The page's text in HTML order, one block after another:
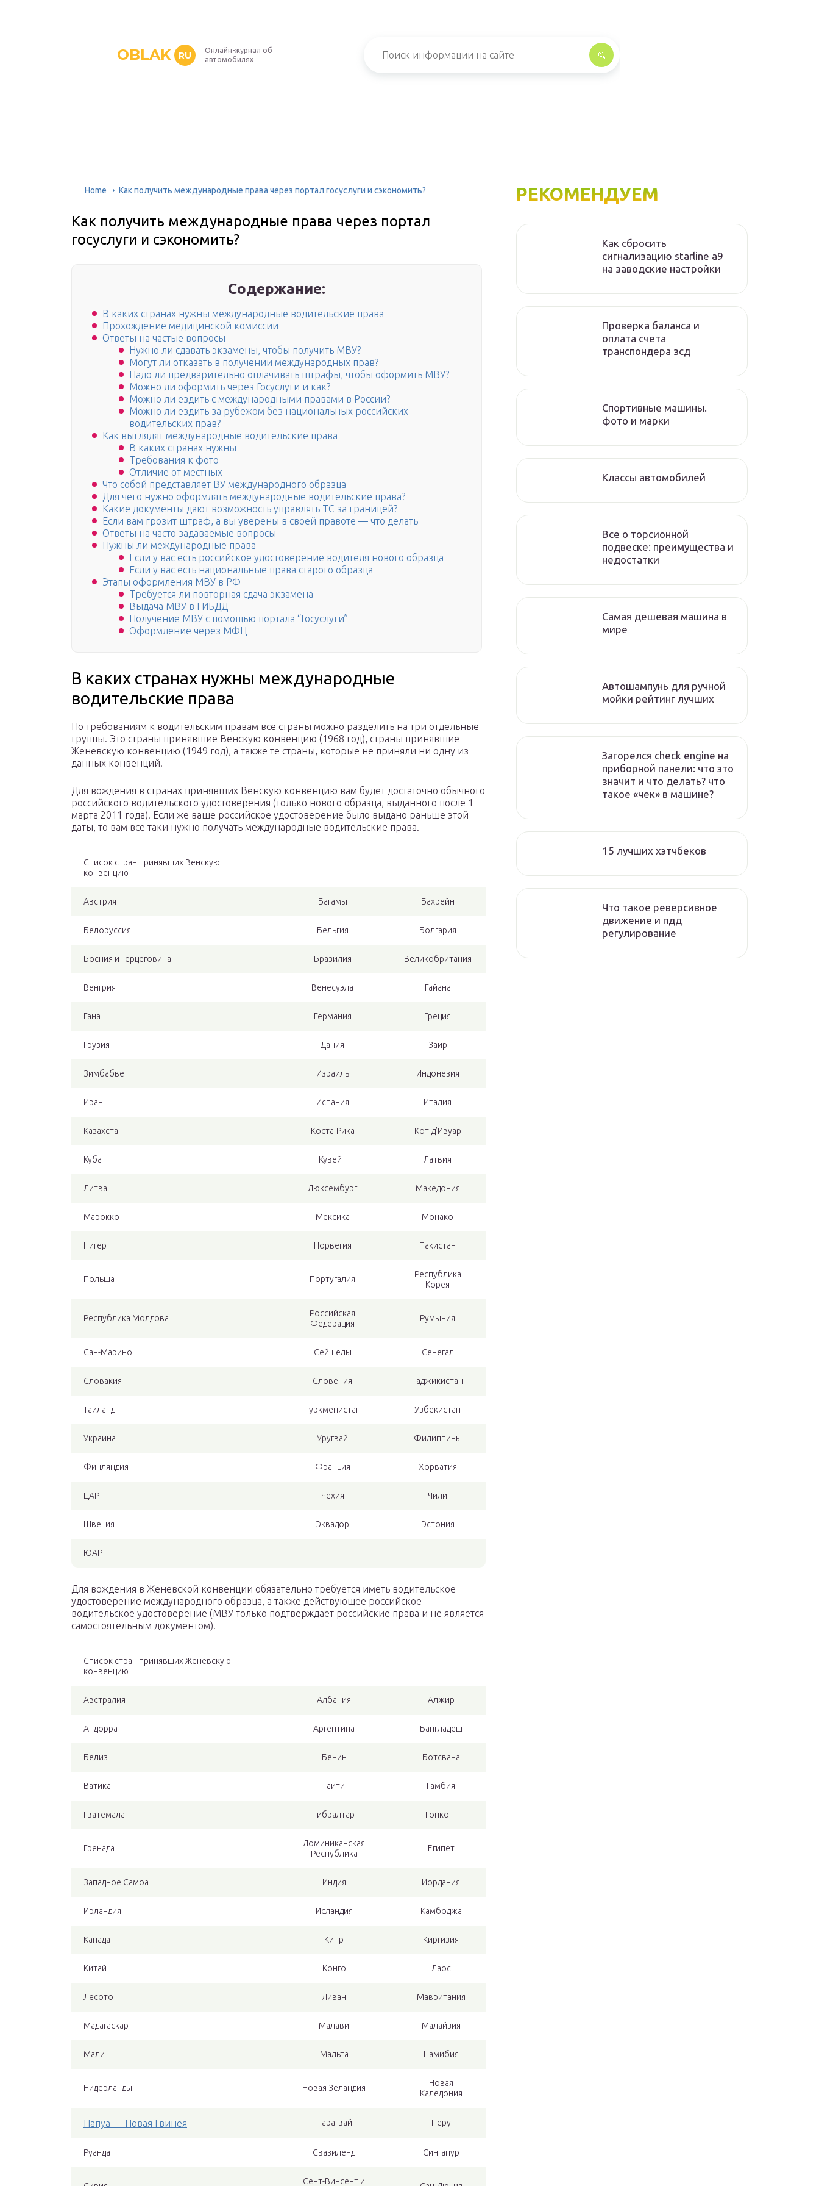
OBLAK RU
Онлайн-журнал об
автомобилях
Home Как получить международные права через портал госуслуги и сэкономить?
Как получить международные права через портал
госуслуги и сэкономить?
Содержание:
В каких странах нужны международные водительские права
Прохождение медицинской комиссии
Ответы на частые вопросы
Нужно ли сдавать экзамены, чтобы получить МВУ?
Могут ли отказать в получении международных прав?
Надо ли предварительно оплачивать штрафы, чтобы оформить МВУ?
Можно ли оформить через Госуслуги и как?
Можно ли ездить с международными правами в России?
Можно ли ездить за рубежом без национальных российских
водительских прав?
Как выглядят международные водительские права
В каких странах нужны
Требования к фото
Отличие от местных
Что собой представляет ВУ международного образца
Для чего нужно оформлять международные водительские права?
Какие документы дают возможность управлять ТС за границей?
Если вам грозит штраф, а вы уверены в своей правоте — что делать
Ответы на часто задаваемые вопросы
Нужны ли международные права
Если у вас есть российское удостоверение водителя нового образца
Если у вас есть национальные права старого образца
Этапы оформления МВУ в РФ
Требуется ли повторная сдача экзамена
Выдача МВУ в ГИБДД
Получение МВУ с помощью портала “Госуслуги”
Оформление через МФЦ
В каких странах нужны международные
водительские права
По требованиям к водительским правам все страны можно разделить на три отдельные
группы. Это страны принявшие Венскую конвенцию (1968 год), страны принявшие
Женевскую конвенцию (1949 год), а также те страны, которые не приняли ни одну из
данных конвенций.
Для вождения в странах принявших Венскую конвенцию вам будет достаточно обычного
российского водительского удостоверения (только нового образца, выданного после 1
марта 2011 года). Если же ваше российское удостоверение было выдано раньше этой
даты, то вам все таки нужно получать международные водительские права.
Список стран принявших Венскую
конвенцию
Австрия Багамы Бахрейн
Белоруссия Бельгия Болгария
Босния и Герцеговина Бразилия Великобритания
Венгрия Венесуэла Гайана
Гана Германия Греция
Грузия Дания Заир
Зимбабве Израиль Индонезия
Иран Испания Италия
Казахстан Коста-Рика Кот-д’Ивуар
Куба Кувейт Латвия
Литва Люксембург Македония
Марокко Мексика Монако
Нигер Норвегия Пакистан
Польша Португалия
Республика
Корея
Республика Молдова
Российская
Федерация
Румыния
Сан-Марино Сейшелы Сенегал
Словакия Словения Таджикистан
Таиланд Туркменистан Узбекистан
Украина Уругвай Филиппины
Финляндия Франция Хорватия
ЦАР Чехия Чили
Швеция Эквадор Эстония
ЮАР
Для вождения в Женевской конвенции обязательно требуется иметь водительское
удостоверение международного образца, а также действующее российское
водительское удостоверение (МВУ только подтверждает российские права и не является
самостоятельным документом).
Список стран принявших Женевскую
конвенцию
Австралия Албания Алжир
Андорра Аргентина Бангладеш
Белиз Бенин Ботсвана
Ватикан Гаити Гамбия
Гватемала Гибралтар Гонконг
Гренада
Доминиканская
Республика
Египет
Западное Самоа Индия Иордания
Ирландия Исландия Камбоджа
Канада Кипр Киргизия
Китай Конго Лаос
Лесото Ливан Мавритания
Мадагаскар Малави Малайзия
Мали Мальта Намибия
Нидерланды Новая Зеландия
Новая
Каледония
Папуа — Новая Гвинея Парагвай Перу
Руанда Свазиленд Сингапур
Сент-Винсент и
РЕКОМЕНДУЕМ
Как сбросить
сигнализацию starline а9
на заводские настройки
Проверка баланса и
оплата счета
транспондера зсд
Спортивные машины.
фото и марки
Классы автомобилей
Все о торсионной
подвеске: преимущества и
недостатки
Самая дешевая машина в
мире
Автошампунь для ручной
мойки рейтинг лучших
Загорелся check engine на
приборной панели: что это
значит и что делать? что
такое «чек» в машине?
15 лучших хэтчбеков
Что такое реверсивное
движение и пдд
регулирование